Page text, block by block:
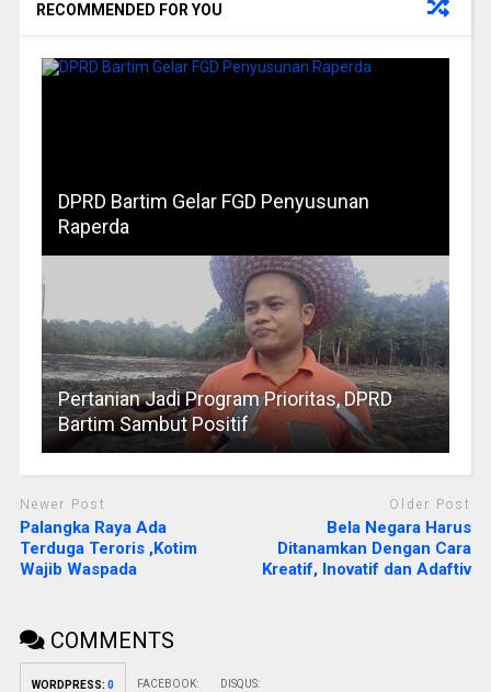
RECOMMENDED FOR YOU
DPRD Bartim Gelar FGD Penyusunan
Raperda
Pertanian Jadi Program Prioritas, DPRD
Bartim Sambut Positif
Newer Post
Palangka Raya Ada
Terduga Teroris ,Kotim
Wajib Waspada
Older Post
Bela Negara Harus
Ditanamkan Dengan Cara
Kreatif, Inovatif dan Adaftiv
COMMENTS
WORDPRESS: 0 FACEBOOK: DISQUS: